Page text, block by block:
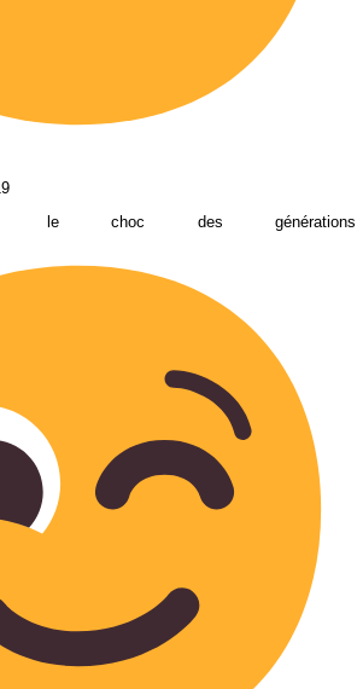
le choc des générations